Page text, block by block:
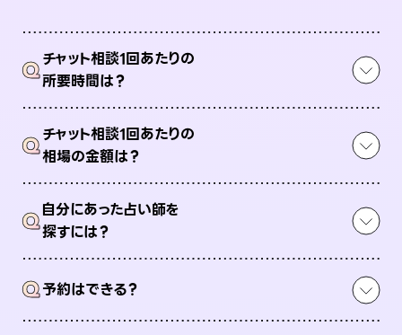
Qチャット相談1回あたりの
所要時間は？
Qチャット相談1回あたりの
相場の金額は？
Q自分にあった占い師を
探すには？
Q予約はできる？